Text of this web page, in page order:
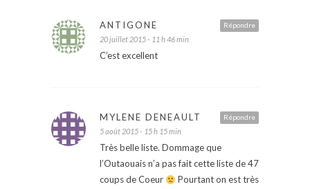
Répondre
ANTIGONE
20 juillet 2015 - 11 h 46 min
C’est excellent
Répondre
MYLENE DENEAULT
5 août 2015 - 15 h 15 min
Très belle liste. Dommage que
l’Outaouais n’a pas fait cette liste de 47
coups de Coeur
Pourtant on est très